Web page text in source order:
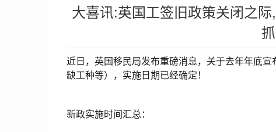
大喜讯:英国工签旧政策关闭之
近日，英国移民局发布重磅消息，关于去年年底
缺工种等），实施日期已经确定！
新政实施时间汇总：